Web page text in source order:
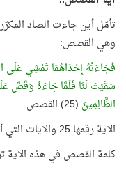
تأمّل أين جاءت الصاد
وهي القصص:
فَجَاءَتْهُ إِحْدَاهُمَا تَمْشِي عَلَى
سَقَيْتَ لَنَا فَلَمَّا جَاءَهُ وَقَصَّ
الظَّالِمِينَ (25) القصص
الآية رقمها 25 والآيات التي أرقامها 88 في القرآن، عددها 25 آية!
كلمة القصص في هذه الآية ترتيبها رقم 390 من